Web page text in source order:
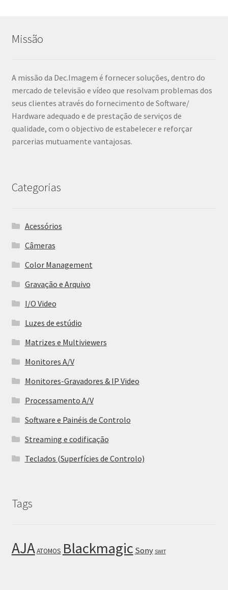
Missão
A missão da Dec.Imagem é fornecer soluções, dentro do
mercado de televisão e vídeo que resolvam problemas dos
seus clientes através do fornecimento de Software/
Hardware adequado e de prestação de serviços de
qualidade, com o objectivo de estabelecer e reforçar
parcerias mutuamente vantajosas.
Categorias
Acessórios
Câmeras
Color Management
Gravação e Arquivo
I/O Video
Luzes de estúdio
Matrizes e Multiviewers
Monitores A/V
Monitores-Gravadores & IP Video
Processamento A/V
Software e Painéis de Controlo
Streaming e codificação
Teclados (Superfícies de Controlo)
Tags
AJAATOMOS Blackmagic Sony SWIT